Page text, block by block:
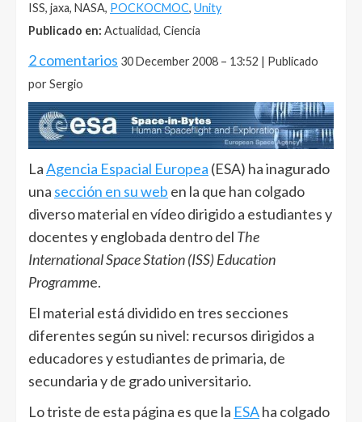
ISS, jaxa, NASA, POCKOCMOC, Unity
Publicado en: Actualidad, Ciencia
2 comentarios 30 December 2008 – 13:52 | Publicado
por Sergio
LaAgencia Espacial Europea (ESA) ha inagurado
una sección en su web en la que han colgado
diverso material en vídeo dirigido a estudiantes y
docentes y englobada dentro del The
International Space Station (ISS) Education
Programme.
El material está dividido en tres secciones
diferentes según su nivel: recursos dirigidos a
educadores y estudiantes de primaria, de
secundaria y de grado universitario.
Lo triste de esta página es que la ESAha colgado